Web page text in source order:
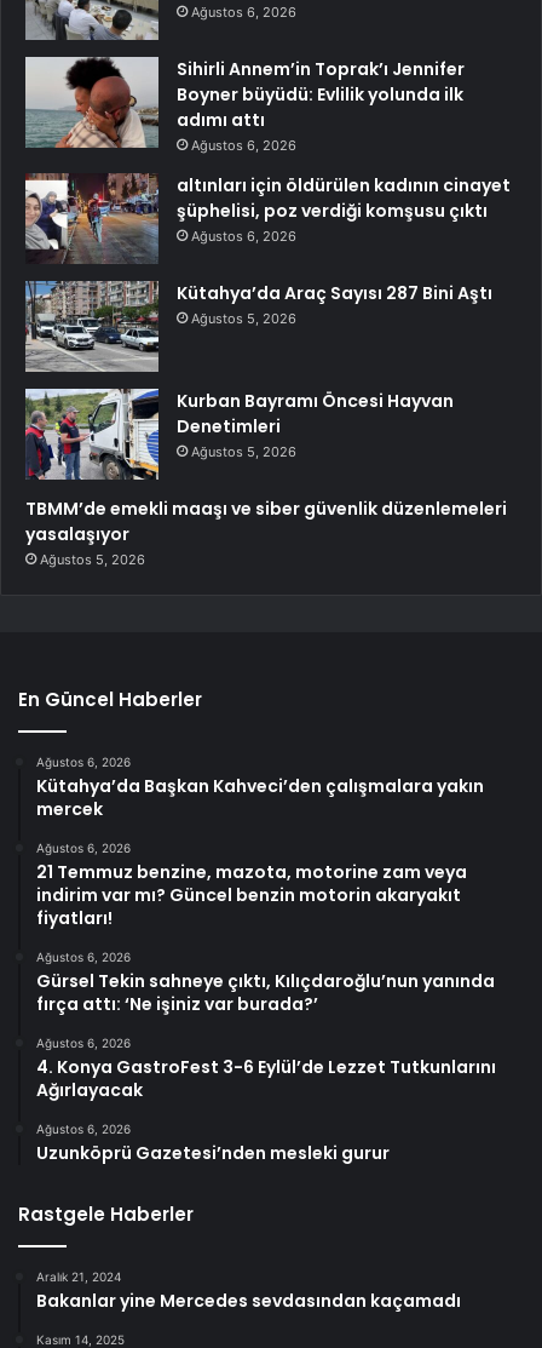
Ağustos 6, 2026
Sihirli Annem’in Toprak’ı Jennifer
Boyner büyüdü: Evlilik yolunda ilk
adımı attı
Ağustos 6, 2026
altınları için öldürülen kadının cinayet
şüphelisi, poz verdiği komşusu çıktı
Ağustos 6, 2026
Kütahya’da Araç Sayısı 287 Bini Aştı
Ağustos 5, 2026
Kurban Bayramı Öncesi Hayvan
Denetimleri
Ağustos 5, 2026
TBMM’de emekli maaşı ve siber güvenlik düzenlemeleri
yasalaşıyor
Ağustos 5, 2026
En Güncel Haberler
Ağustos 6, 2026
Kütahya’da Başkan Kahveci’den çalışmalara yakın
mercek
Ağustos 6, 2026
21 Temmuz benzine, mazota, motorine zam veya
indirim var mı? Güncel benzin motorin akaryakıt
fiyatları!
Ağustos 6, 2026
Gürsel Tekin sahneye çıktı, Kılıçdaroğlu’nun yanında
fırça attı: ‘Ne işiniz var burada?’
Ağustos 6, 2026
4. Konya GastroFest 3-6 Eylül’de Lezzet Tutkunlarını
Ağırlayacak
Ağustos 6, 2026
Uzunköprü Gazetesi’nden mesleki gurur
Rastgele Haberler
Aralık 21, 2024
Bakanlar yine Mercedes sevdasından kaçamadı
Kasım 14, 2025